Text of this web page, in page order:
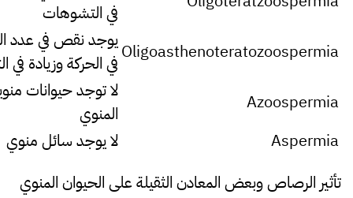
في التشوهات
Oligoasthenoteratozoospermiaيوجد نقص في عدد
في الحركة وزيادة
Azoospermia
لا توجد حيوانات
المنوي
Aspermia
لا يوجد سائل منوي
تأثير الرصاص وبعض المعادن الثقيلة على الحيوان المنوي